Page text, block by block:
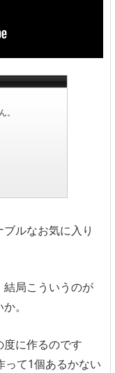
ルなお気に入り
局こういうのが
。
に作るのです
って1個あるかない